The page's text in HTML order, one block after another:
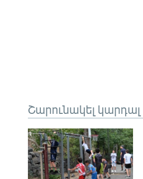
Շարունակել կարդալ